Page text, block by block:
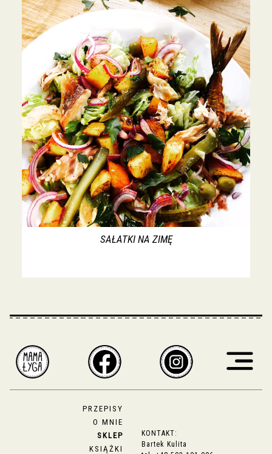
SAŁATKI NA ZIMĘ
PRZEPISY
O MNIE
SKLEP
KSIĄŻKI
KONTAKT:
Bartek Kulita